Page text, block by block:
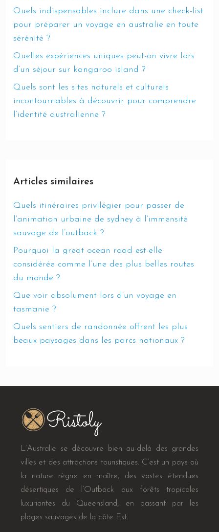
Quels indispensables inclure dans une check-list
pour préparer un voyage en australie en toute
sérénité ?
Quelles expériences uniques peut-on vivre lors
d’un séjour sur kangaroo island ?
Quels sont les sites naturels et culturels
incontournables à découvrir pour comprendre
l’identité australienne ?
Articles similaires
Quels itinéraires privilégier pour passer de
l’animation urbaine de sydney à l’immensité
sauvage de l’outback ?
Pourquoi la great ocean road est-elle
considérée comme l’une des plus belles routes
du monde ?
Que voir absolument lors d’un voyage en
tasmanie ?
Quels sentiers de randonnée offrent les plus
beaux paysages dans les parcs nationaux ?
L’Australie se découvre bien au-delà des grandes
villes et des attractions touristiques. C’est un pays où
la nature règne en maître, des vastes étendues
désertiques de l’Outback aux forêts tropicales
luxuriantes du Queensland, en passant par les
plages sauvages de la côte Est.